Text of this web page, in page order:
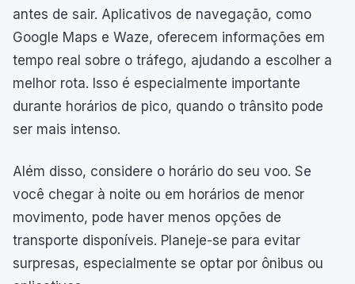
antes de sair. Aplicativos de navegação, como
Google Maps e Waze, oferecem informações em
tempo real sobre o tráfego, ajudando a escolher a
melhor rota. Isso é especialmente importante
durante horários de pico, quando o trânsito pode
ser mais intenso.
Além disso, considere o horário do seu voo. Se
você chegar à noite ou em horários de menor
movimento, pode haver menos opções de
transporte disponíveis. Planeje-se para evitar
surpresas, especialmente se optar por ônibus ou